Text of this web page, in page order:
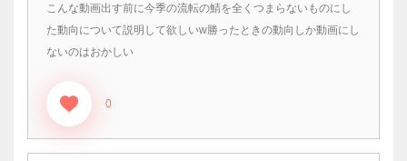
こんな動画出す前に今季の流転の鯖を全くつまらないものにし
た動向について説明して欲しいw勝ったときの動向しか動画にし
ないのはおかしい
0